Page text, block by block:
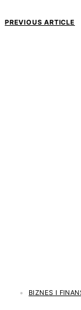
PREVIOUS ARTICLE
BIZNES I